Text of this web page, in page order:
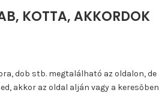
KOTTA, AKKORDOK
dob stb. megtalálható az oldalon, de
akkor az oldal alján vagy a keresőben